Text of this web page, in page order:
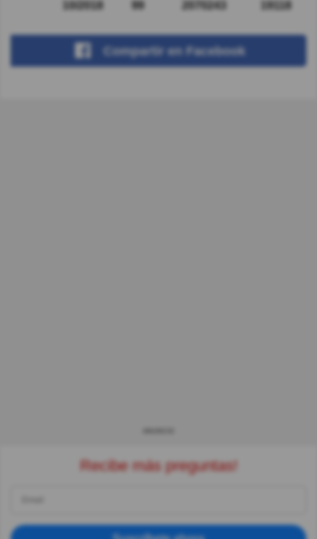
10/2018 99 2070243 19118
Compartir en Facebook
Recibe más preguntas!